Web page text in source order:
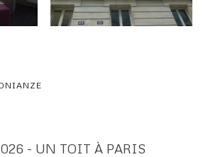
- UN TOIT À PARIS